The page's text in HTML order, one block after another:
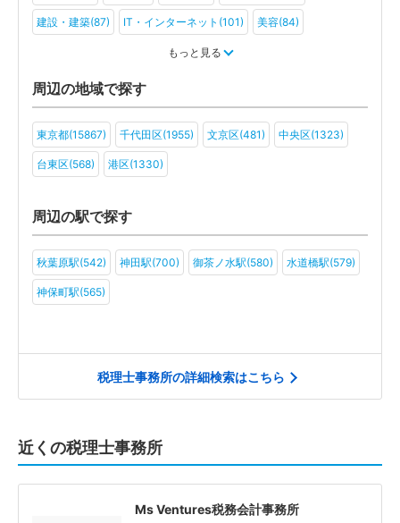
建設・建築(87) IT・インターネット(101) 美容(84)
教育(74)
旅行・ホテル(74) アミューズメント・レジャー(61)
ファンド(38) 社会福祉法人(26) 医療法人(63) ＮＰＯ法人(40)
学校法人(27) 一般社団法人(57) その他(46)
もっと見る
周辺の地域で探す
東京都(15867) 千代田区(1955) 文京区(481) 中央区(1323)
台東区(568) 港区(1330)
周辺の駅で探す
秋葉原駅(542) 神田駅(700) 御茶ノ水駅(580) 水道橋駅(579)
神保町駅(565)
税理士事務所の詳細検索はこちら
近くの税理士事務所
Ms Ventures税務会計事務所